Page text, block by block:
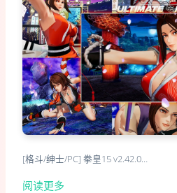
[格斗/绅士/PC] 拳皇15 v2.42.0…
阅读更多